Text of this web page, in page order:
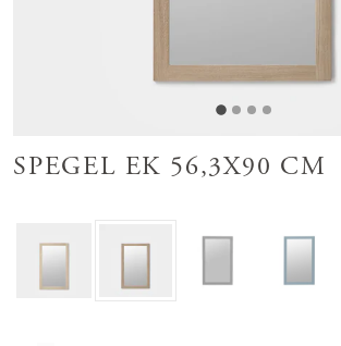
SPEGEL EK 56,3X90 CM